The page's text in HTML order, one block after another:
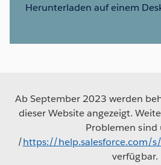
Herunterladen auf einem
Ab September 2023 werden
dieser Website angezeigt.
Problemen sind
/https://help.salesforce.com/
verfügbar.